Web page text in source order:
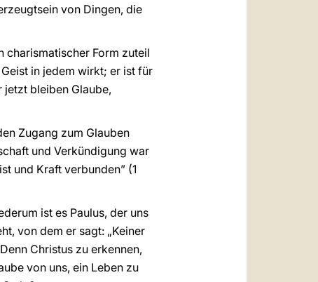
von Dingen, die
charismatischer Form zuteil
in jedem wirkt; er ist für
jetzt bleiben Glaube,
Zugang zum Glauben
und Verkündigung war
und Kraft verbunden” (1
ist es Paulus, der uns
von dem er sagt: „Keiner
Christus zu erkennen,
von uns, ein Leben zu